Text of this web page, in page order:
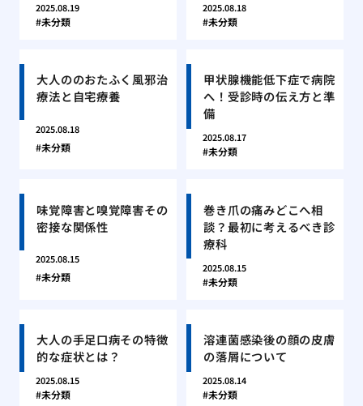
2025.08.19
未分類
2025.08.18
未分類
大人ののおたふく風邪治
療法と自宅療養
2025.08.18
未分類
甲状腺機能低下症で病院
へ！受診時の伝え方と準
備
2025.08.17
未分類
味覚障害と嗅覚障害その
密接な関係性
2025.08.15
未分類
巻き爪の痛みどこへ相
談？最初に考えるべき診
療科
2025.08.15
未分類
大人の手足口病その特徴
的な症状とは？
2025.08.15
未分類
溶連菌感染後の顔の皮膚
の落屑について
2025.08.14
未分類